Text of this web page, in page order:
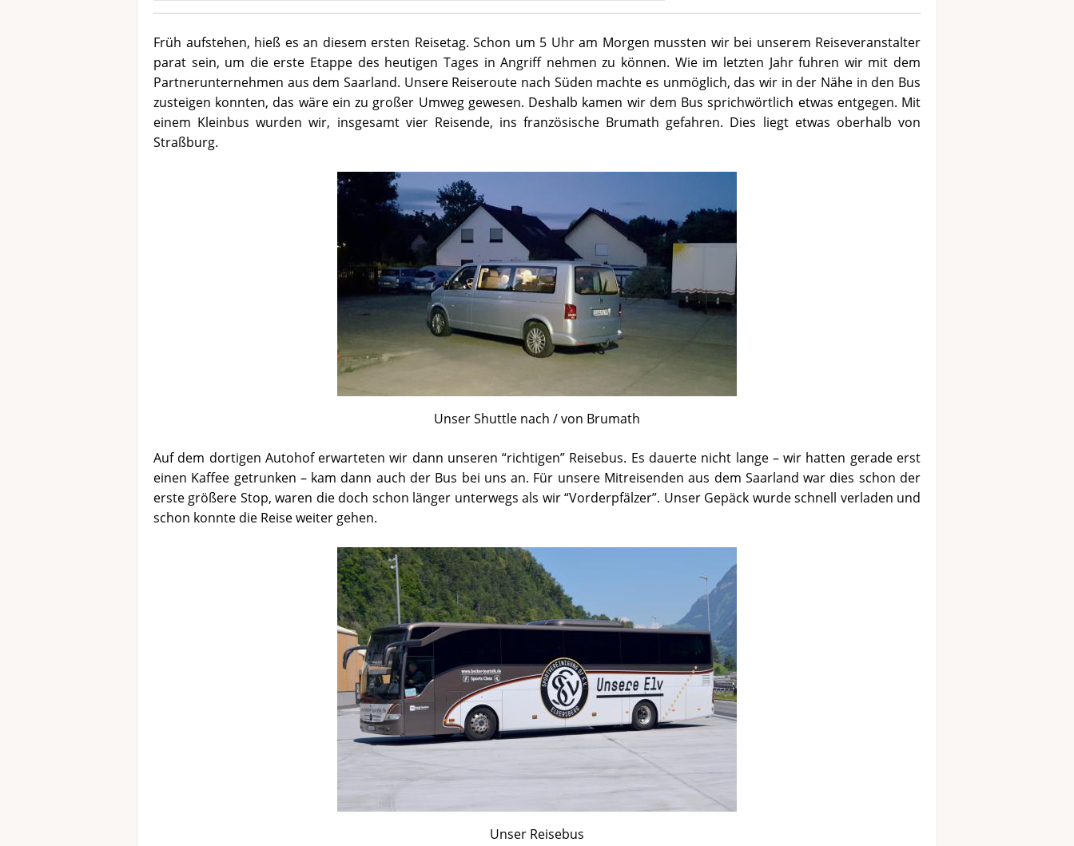
Früh aufstehen, hieß es an diesem ersten Reisetag. Schon um 5 Uhr am Morgen mussten wir bei unserem Reiseveranstalter
parat sein, um die erste Etappe des heutigen Tages in Angriff nehmen zu können. Wie im letzten Jahr fuhren wir mit dem
Partnerunternehmen aus dem Saarland. Unsere Reiseroute nach Süden machte es unmöglich, das wir in der Nähe in den Bus
zusteigen konnten, das wäre ein zu großer Umweg gewesen. Deshalb kamen wir dem Bus sprichwörtlich etwas entgegen. Mit
einem Kleinbus wurden wir, insgesamt vier Reisende, ins französische Brumath gefahren. Dies liegt etwas oberhalb von
Straßburg.
Unser Shuttle nach / von Brumath
Auf dem dortigen Autohof erwarteten wir dann unseren “richtigen” Reisebus. Es dauerte nicht lange – wir hatten gerade erst
einen Kaffee getrunken – kam dann auch der Bus bei uns an. Für unsere Mitreisenden aus dem Saarland war dies schon der
erste größere Stop, waren die doch schon länger unterwegs als wir “Vorderpfälzer”. Unser Gepäck wurde schnell verladen und
schon konnte die Reise weiter gehen.
Unser Reisebus